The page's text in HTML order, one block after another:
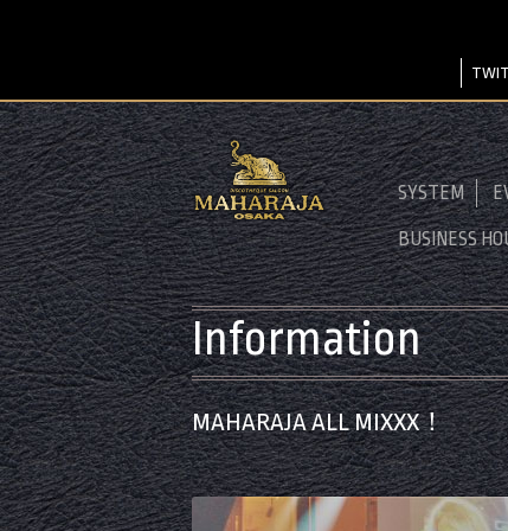
SYSTEM
BUSINESS
Information
MAHARAJA ALL MIXXX！